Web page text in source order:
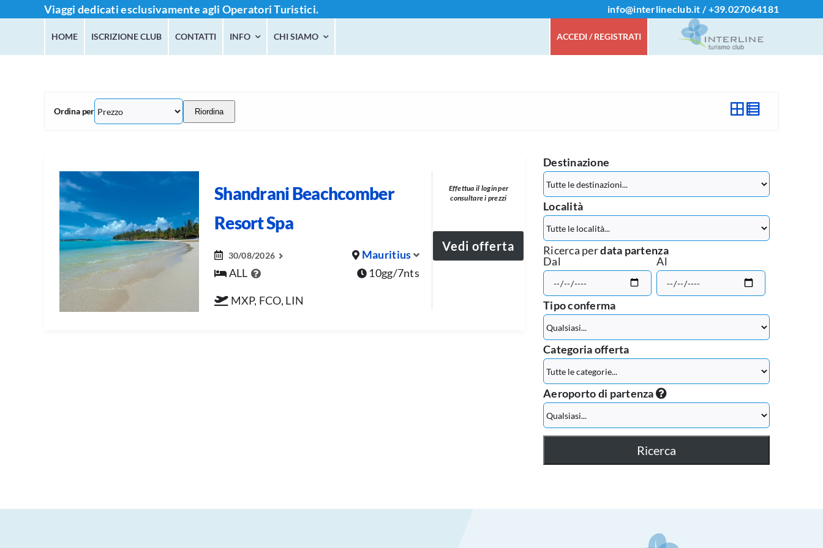
Viaggi dedicati esclusivamente agli Operatori Turistici. info@interlineclub.it /+39.027064181
HOME ISCRIZIONE CLUB CONTATTI INFO CHI SIAMO ACCEDI / REGISTRATI
Ordina per Riordina
Shandrani Beachcomber
Resort Spa
30/08/2026
Mauritius
ALL
10gg/7nts
MXP, FCO, LIN
Effettua il login per
consultare i prezzi
Vedi offerta
Destinazione
Località
Ricerca perdata partenza
Dal
Al
Tipo conferma
Categoria offerta
Aeroporto di partenza